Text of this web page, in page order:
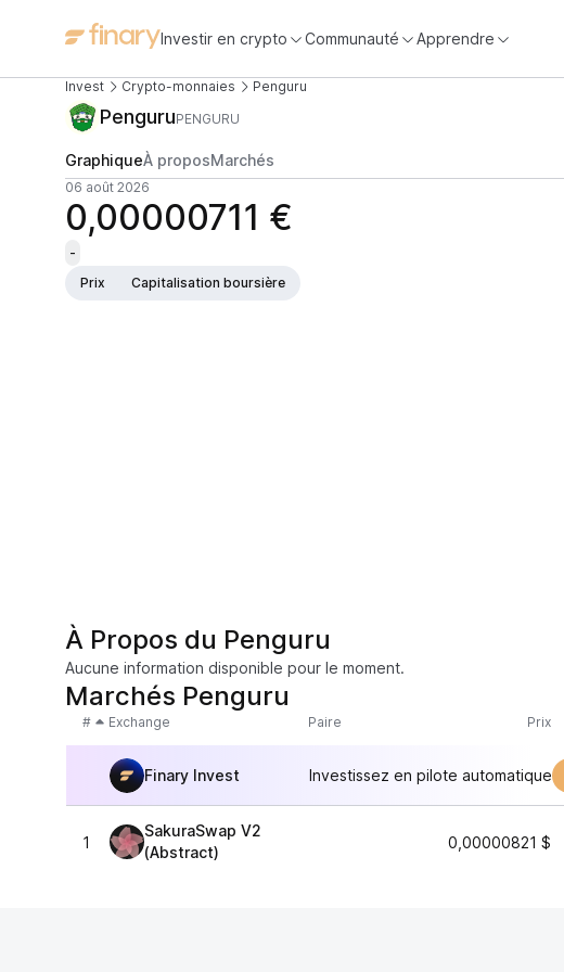
Investir en crypto Communauté Apprendre
Invest Crypto-monnaies Penguru
PenguruPENGURU
GraphiqueÀ proposMarchés
06 août 2026
0,00000711 €
-
Prix
Capitalisation boursière
À Propos du Penguru
Aucune information disponible pour le moment.
Marchés Penguru
# Exchange Paire Prix
Finary Invest Investissez en pilote automatique
1
SakuraSwap V2
(Abstract)
0,00000821 $